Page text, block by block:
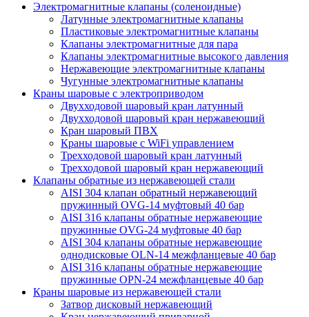
Электромагнитные клапаны (соленоидные)
Латунные электромагнитные клапаны
Пластиковые электромагнитные клапаны
Клапаны электромагнитные для пара
Клапаны электромагнитные высокого давления
Нержавеющие электромагнитные клапаны
Чугунные электромагнитные клапаны
Краны шаровые с электроприводом
Двухходовой шаровый кран латунный
Двухходовой шаровый кран нержавеющий
Кран шаровый ПВХ
Краны шаровые с WiFi управлением
Трехходовой шаровый кран латунный
Трехходовой шаровый кран нержавеющий
Клапаны обратные из нержавеющей стали
AISI 304 клапан обратный нержавеющий
пружинный OVG-14 муфтовый 40 бар
AISI 316 клапаны обратные нержавеющие
пружинные OVG-24 муфтовые 40 бар
AISI 304 клапаны обратные нержавеющие
однодисковые OLN-14 межфланцевые 40 бар
AISI 316 клапаны обратные нержавеющие
пружинные OPN-24 межфланцевые 40 бар
Краны шаровые из нержавеющей стали
Затвор дисковый нержавеющий